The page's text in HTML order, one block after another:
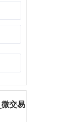
交易